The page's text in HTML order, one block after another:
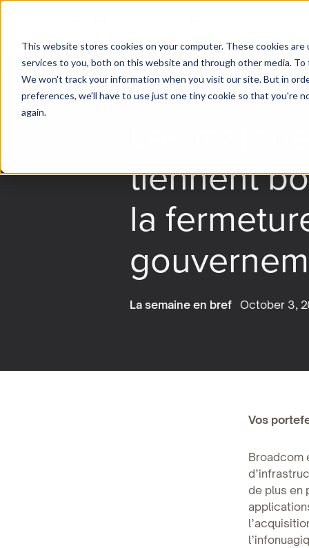
This website stores cookies on your computer. These cookies
services to you, both on this website and through other media.
We won't track your information when you visit our site. But in
preferences, we'll have to use just one tiny cookie so that you're
again.
tiennent
la
La semaine en bref October 3,
Vos
Broadcom
de plus en